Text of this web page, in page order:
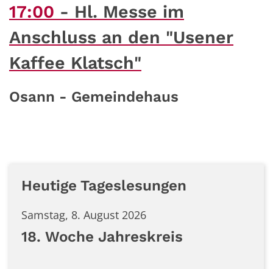
17:00
Hl. Messe im
Anschluss an den "Usener
Kaffee Klatsch"
Osann - Gemeindehaus
Heutige Tageslesungen
Samstag, 8. August 2026
18. Woche Jahreskreis